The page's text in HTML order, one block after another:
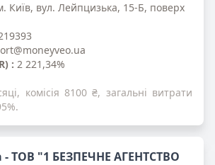
Київ, вул. Лейпцизька, 15-Б, поверх
: 2 221,34%
комісія 8100 ₴, загальні витрати
- ТОВ "1 БЕЗПЕЧНЕ АГЕНТСТВО